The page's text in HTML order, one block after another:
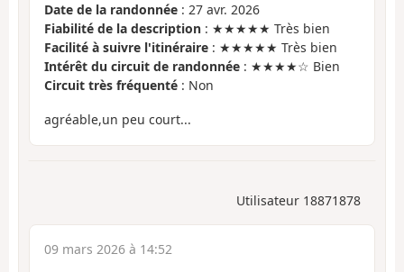
Date de la randonnée : 27 avr. 2026
Fiabilité de la description : ★★★★★ Très bien
Facilité à suivre l'itinéraire : ★★★★★ Très bien
Intérêt du circuit de randonnée : ★★★★☆ Bien
Circuit très fréquenté : Non
agréable,un peu court...
Utilisateur 18871878
09 mars 2026 à 14:52